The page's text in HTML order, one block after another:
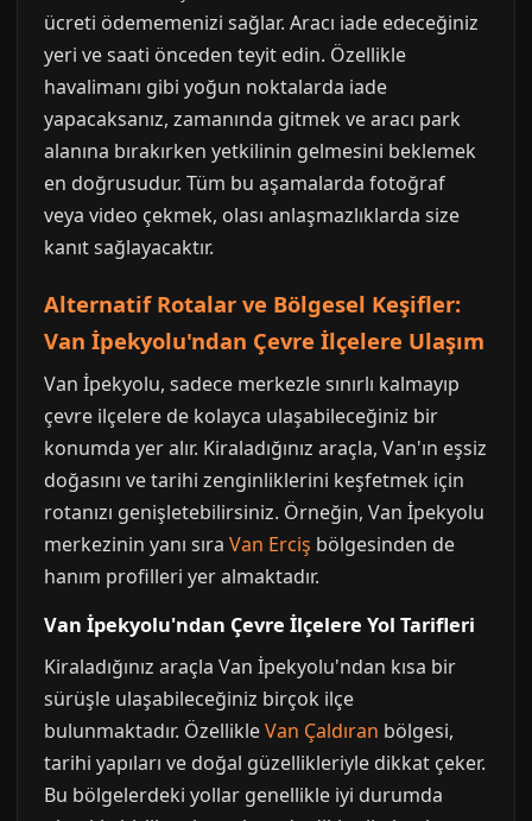
ücreti ödememenizi sağlar. Aracı iade edeceğiniz
yeri ve saati önceden teyit edin. Özellikle
havalimanı gibi yoğun noktalarda iade
yapacaksanız, zamanında gitmek ve aracı park
alanına bırakırken yetkilinin gelmesini beklemek
en doğrusudur. Tüm bu aşamalarda fotoğraf
veya video çekmek, olası anlaşmazlıklarda size
kanıt sağlayacaktır.
Alternatif Rotalar ve Bölgesel Keşifler:
Van İpekyolu'ndan Çevre İlçelere Ulaşım
Van İpekyolu, sadece merkezle sınırlı kalmayıp
çevre ilçelere de kolayca ulaşabileceğiniz bir
konumda yer alır. Kiraladığınız araçla, Van'ın eşsiz
doğasını ve tarihi zenginliklerini keşfetmek için
rotanızı genişletebilirsiniz. Örneğin, Van İpekyolu
merkezinin yanı sıra Van Erciş bölgesinden de
hanım profilleri yer almaktadır.
Van İpekyolu'ndan Çevre İlçelere Yol Tarifleri
Kiraladığınız araçla Van İpekyolu'ndan kısa bir
sürüşle ulaşabileceğiniz birçok ilçe
bulunmaktadır. ÖzellikleVan Çaldıran bölgesi,
tarihi yapıları ve doğal güzellikleriyle dikkat çeker.
Bu bölgelerdeki yollar genellikle iyi durumda